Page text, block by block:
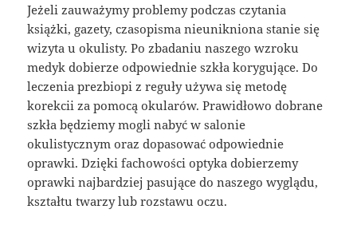
Jeżeli zauważymy problemy podczas czytania
książki, gazety, czasopisma nieunikniona stanie się
wizyta u okulisty. Po zbadaniu naszego wzroku
medyk dobierze odpowiednie szkła korygujące. Do
leczenia prezbiopi z reguły używa się metodę
korekcii za pomocą okularów. Prawidłowo dobrane
szkła będziemy mogli nabyć w salonie
okulistycznym oraz dopasować odpowiednie
oprawki. Dzięki fachowości optyka dobierzemy
oprawki najbardziej pasujące do naszego wyglądu,
kształtu twarzy lub rozstawu oczu.